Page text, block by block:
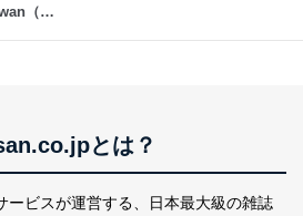
（リ
とは？
ビスが運営する、
日本最大級の雑誌